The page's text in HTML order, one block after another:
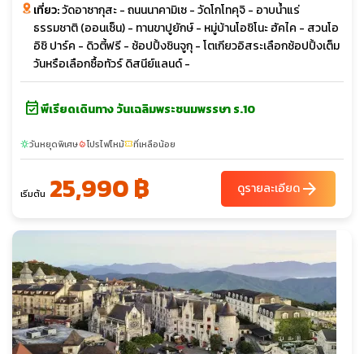
เที่ยว:วัดอาซากุสะ - ถนนนาคามิเซ - วัดโกโทคุจิ - อาบน้ำแร่
ธรรมชาติ (ออนเซ็น) - ทานขาปูยักษ์ - หมู่บ้านโอชิโนะ ฮัคไค - สวนโอ
อิชิ ปาร์ค - ดิวตี้ฟรี - ช้อปปิ้งชินจูกุ - โตเกียวอิสระเลือกช้อปปิ้งเต็ม
วันหรือเลือกซื้อทัวร์ ดิสนีย์แลนด์ -
event_availableพีเรียดเดินทาง วันเฉลิมพระชนมพรรษา ร.10
sunnyวันหยุดพิเศษlocal_fire_departmentโปรไฟไหม้confirmation_numberที่เหลือน้อย
เริ่มต้น 25,990 ฿ ดูรายละเอียดarrow_forward